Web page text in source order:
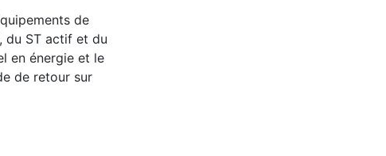
de
du ST actif et du
en énergie et le
de retour sur